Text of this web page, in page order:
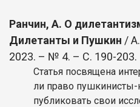
Ранчин, А. О
Дилетанты и Пушкин /
2023. – № 4. – С. 190-203.
Статья посвящена
ли право
публиковать свои